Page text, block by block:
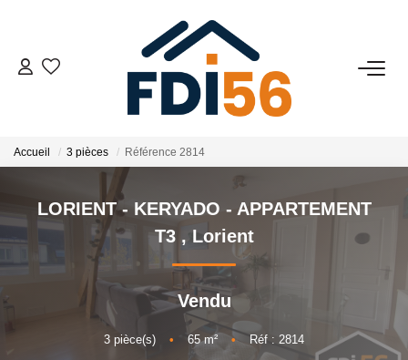
02 97 81 41 39
VENTES
Tous Nos Biens
Prestiges
Investisseurs
LOCATIONS
Accueil 3 pièces Référence 2814
LORIENT - KERYADO - APPARTEMENT
T3 ,Lorient
Vendu
3 pièce(s) • 65m² • Réf : 2814